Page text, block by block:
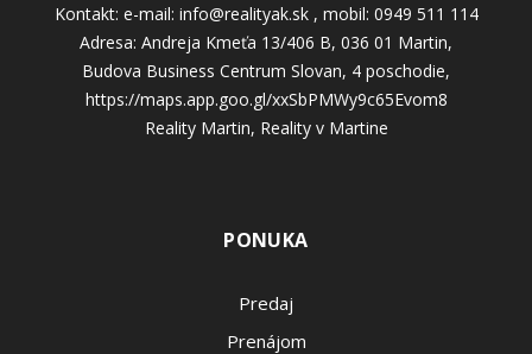
Kontakt: e-mail: info@realityak.sk , mobil: 0949 511 114
Adresa: Andreja Kmeťa 13/406 B, 036 01 Martin,
Budova Business Centrum Slovan, 4 poschodie,
https://maps.app.goo.gl/xxSbPMWy9c65Evom8
Reality Martin, Reality v Martine
PONUKA
Predaj
Prenájom